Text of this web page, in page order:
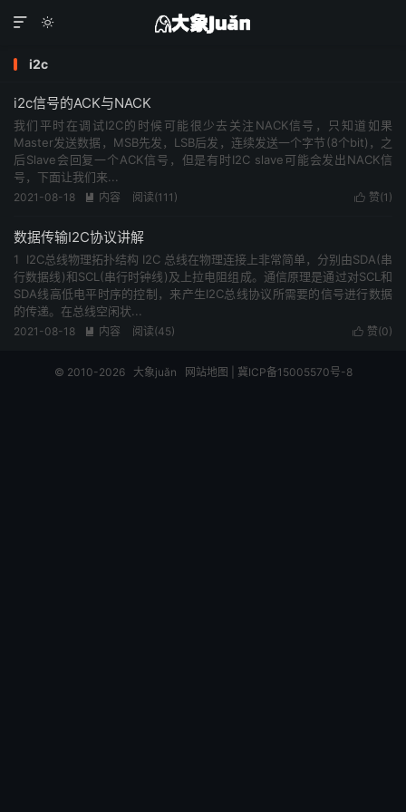


i2c
i2c信号的ACK与NACK
我们平时在调试I2C的时候可能很少去关注NACK信号，只知道如果
Master发送数据，MSB先发，LSB后发，连续发送一个字节(8个bit)，之
后Slave会回复一个ACK信号，但是有时I2C slave可能会发出NACK信
号，下面让我们来...
 赞(1 )
2021-08-18  内容 阅读(111)
数据传输I2C协议讲解
1 I2C总线物理拓扑结构 I2C 总线在物理连接上非常简单，分别由SDA(串
行数据线)和SCL(串行时钟线)及上拉电阻组成。通信原理是通过对SCL和
SDA线高低电平时序的控制，来产生I2C总线协议所需要的信号进行数据
的传递。在总线空闲状...
 赞(0)
2021-08-18  内容 阅读(45)
© 2010-2026 大象juǎn 网站地图 冀ICP备15005570号-8